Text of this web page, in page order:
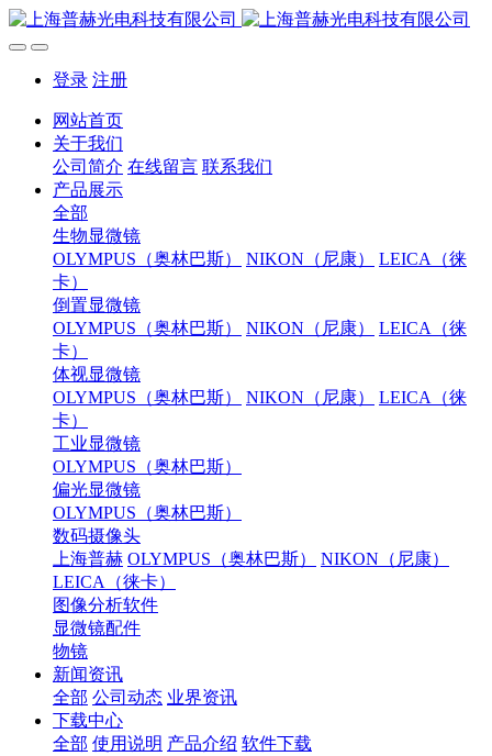
登录 注册
网站首页
关于我们
公司简介 在线留言 联系我们
产品展示
全部
生物显微镜
OLYMPUS（奥林巴斯）
NIKON（尼康）
LEICA（徕
卡）
倒置显微镜
OLYMPUS（奥林巴斯）
NIKON（尼康）
LEICA（徕
卡）
体视显微镜
OLYMPUS（奥林巴斯）
NIKON（尼康）
LEICA（徕
卡）
工业显微镜
OLYMPUS（奥林巴斯）
偏光显微镜
OLYMPUS（奥林巴斯）
数码摄像头
上海普赫 OLYMPUS（奥林巴斯）
NIKON（尼康）
LEICA（徕卡）
图像分析软件
显微镜配件
物镜
新闻资讯
全部 公司动态 业界资讯
下载中心
全部 使用说明 产品介绍 软件下载